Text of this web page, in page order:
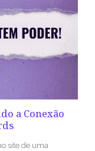
a Conexão
site de uma